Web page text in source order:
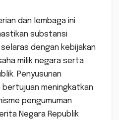
dan lembaga ini
substansi
dengan kebijakan
milik negara serta
Penyusunan
bertujuan meningkatkan
pengumuman
Negara Republik